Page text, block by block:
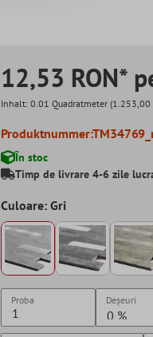
12,53 RON*
Inhalt: 0.01 Quadratmeter (1.253,00
Produktnummer:
În stoc
Timp de livrare 4-6 zile
Culoare: Gri
Proba Deșeuri